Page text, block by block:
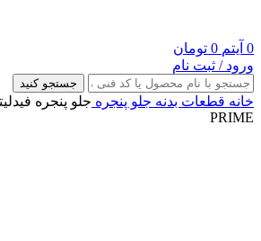
0 آیتم 0 تومان
ورود / ثبت نام
جستجو کنید
خانه قطعات بدنه جلو پنجره
PRIME